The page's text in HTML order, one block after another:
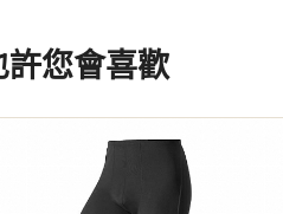
許您會喜歡